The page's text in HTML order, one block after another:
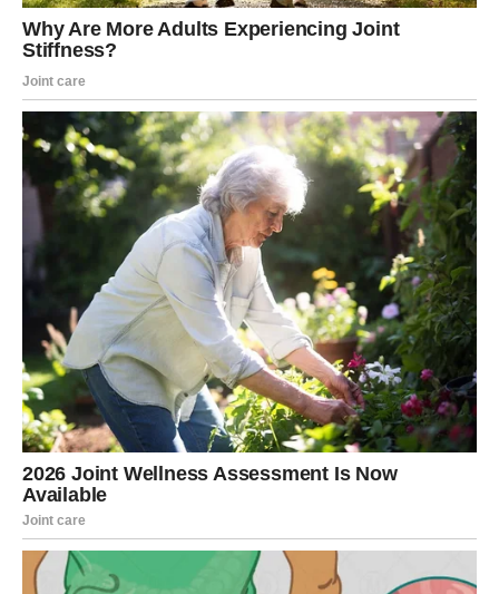
Mnogi Ovnovi će tokom ovog perioda donijeti veoma
važne odluke koje bi kasnije mogle potpuno promijeniti
njihov život.
Sudbina vam konačno vraća
osmijeh
Sve ono dobro što ste činili drugima sada vam se polako
vraća. Zvijezde pokazuju da ste prošli kroz težak period
upravo zato da biste sada mogli ući u mnogo srećniju
životnu fazu.
Pred vama su dani tokom kojih biste mogli ostvariti ono
što ste dugo priželjkivali. Novac, ljubav i lijepe emocije
polako dolaze u vaš život, a vi ćete konačno osjetiti kako
izgleda kada sreća stane na vašu stranu.
Do kraja maja ništa više neće biti